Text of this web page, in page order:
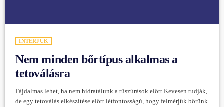
INTERJÚK
Nem minden bőrtípus alkalmas a
tetoválásra
Fájdalmas lehet, ha nem hidratálunk a tűszúrások előtt Kevesen tudják,
de egy tetoválás elkészítése előtt létfontosságú, hogy felmérjük bőrünk